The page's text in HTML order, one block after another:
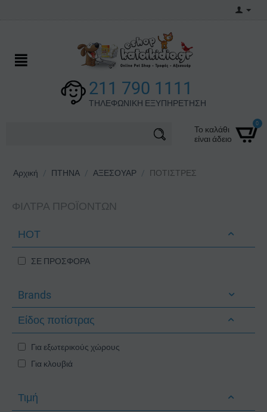
211 790 1111
ΤΗΛΕΦΩΝΙΚΗ ΕΞΥΠΗΡΕΤΗΣΗ
Το καλάθι
είναι άδειο
0
Αρχική / ΠΤΗΝΑ / ΑΞΕΣΟΥΑΡ / ΠΟΤΙΣΤΡΕΣ
ΦΊΛΤΡΑ ΠΡΟΪΌΝΤΩΝ
ΗΟΤ
ΣΕ ΠΡΟΣΦΟΡΑ
Brands
Είδος ποτίστρας
Για εξωτερικούς χώρους
Για κλουβιά
Τιμή